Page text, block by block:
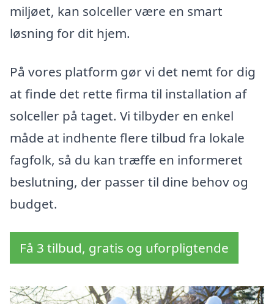
miljøet, kan solceller være en smart
løsning for dit hjem.
På vores platform gør vi det nemt for dig
at finde det rette firma til installation af
solceller på taget. Vi tilbyder en enkel
måde at indhente flere tilbud fra lokale
fagfolk, så du kan træffe en informeret
beslutning, der passer til dine behov og
budget.
Få 3 tilbud, gratis og uforpligtende